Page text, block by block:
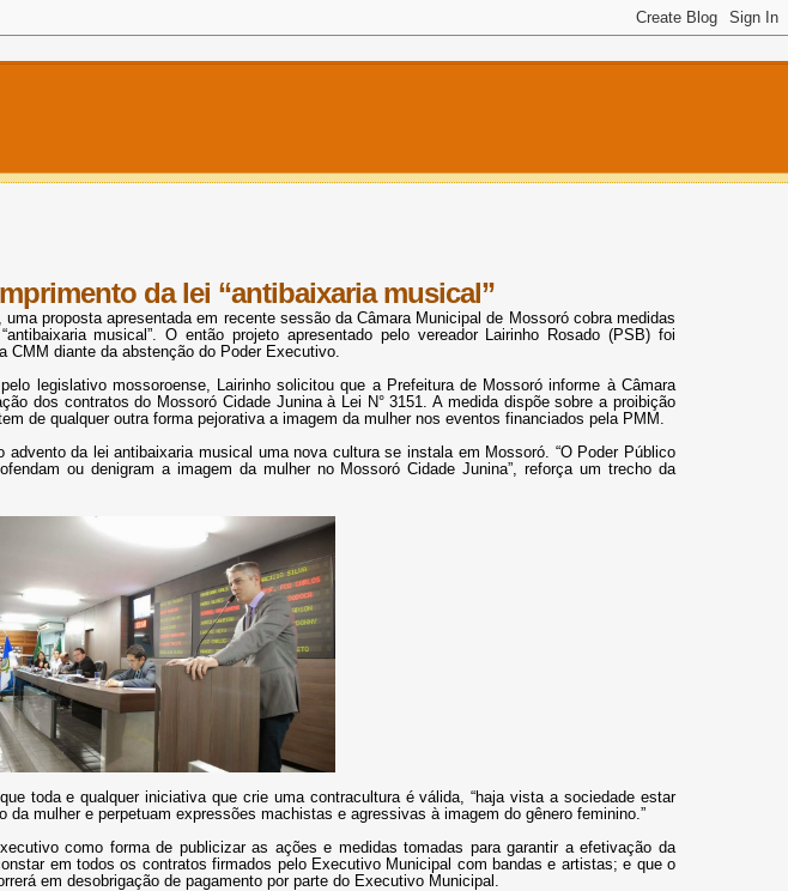
da lei “antibaixaria musical”
proposta apresentada em recente sessão da Câmara Municipal de Mossoró cobra medidas
musical”. O então projeto apresentado pelo vereador Lairinho Rosado (PSB) foi
CMM diante da abstenção do Poder Executivo.
legislativo mossoroense, Lairinho solicitou que a Prefeitura de Mossoró informe à Câmara
dos contratos do Mossoró Cidade Junina à Lei N° 3151. A medida dispõe sobre a proibição
de qualquer outra forma pejorativa a imagem da mulher nos eventos financiados pela PMM.
da lei antibaixaria musical uma nova cultura se instala em Mossoró. “O Poder Público
ou denigram a imagem da mulher no Mossoró Cidade Junina”, reforça um trecho da
toda e qualquer iniciativa que crie uma contracultura é válida, “haja vista a sociedade estar
mulher e perpetuam expressões machistas e agressivas à imagem do gênero feminino.”
como forma de publicizar as ações e medidas tomadas para garantir a efetivação da
em todos os contratos firmados pelo Executivo Municipal com bandas e artistas; e que o
em desobrigação de pagamento por parte do Executivo Municipal.